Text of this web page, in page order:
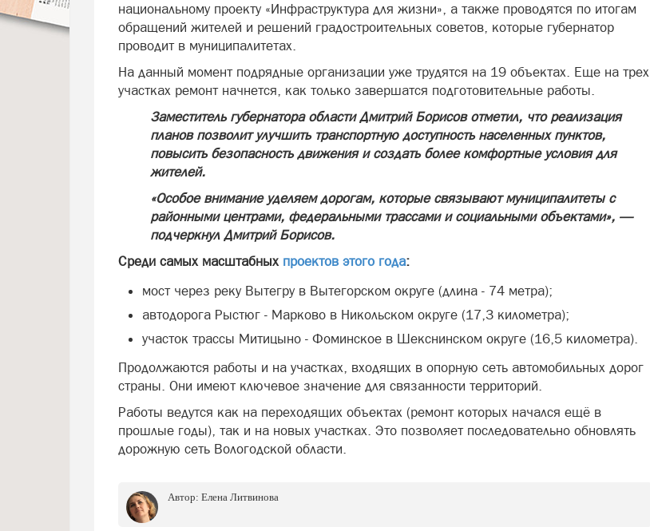
национальному проекту «Инфраструктура для жизни», а также проводятся по итогам
обращений жителей и решений градостроительных советов, которые губернатор
проводит в муниципалитетах.
На данный момент подрядные организации уже трудятся на 19 объектах. Еще на трех
участках ремонт начнется, как только завершатся подготовительные работы.
Заместитель губернатора области Дмитрий Борисов отметил, что реализация
планов позволит улучшить транспортную доступность населенных пунктов,
повысить безопасность движения и создать более комфортные условия для
жителей.
«Особое внимание уделяем дорогам, которые связывают муниципалитеты с
районными центрами, федеральными трассами и социальными объектами», —
подчеркнул Дмитрий Борисов.
Среди самых масштабных проектов этого года:
мост через реку Вытегру в Вытегорском округе (длина - 74 метра);
автодорога Рыстюг - Марково в Никольском округе (17,3 километра);
участок трассы Митицыно - Фоминское в Шекснинском округе (16,5 километра).
Продолжаются работы и на участках, входящих в опорную сеть автомобильных дорог
страны. Они имеют ключевое значение для связанности территорий.
Работы ведутся как на переходящих объектах (ремонт которых начался ещё в
прошлые годы), так и на новых участках. Это позволяет последовательно обновлять
дорожную сеть Вологодской области.
Автор: Елена Литвинова